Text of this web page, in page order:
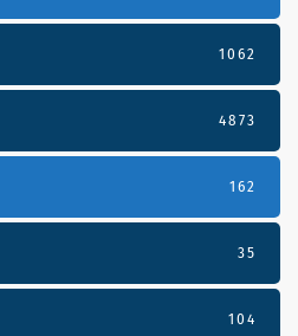
1062
4873
162
35
104